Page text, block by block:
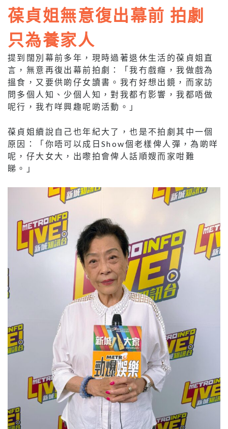
葆貞姐無意復出幕前 拍劇
只為養家人
提到闊別幕前多年，現時過著退休生活的葆貞姐直
言，無意再復出幕前拍劇：「我冇戲癮，我做戲為
搵食，又要供啲仔女讀書。我冇好想出鏡，而家訪
問多個人知、少個人知，對我都冇影響，我都唔做
呢行，我冇咩興趣呢啲活動。」
葆貞姐續說自己也年紀大了，也是不拍劇其中一個
原因：「你唔可以成日 Show個老樣俾人彈，為啲咩
呢，仔大女大，出嚟拍會俾人話順嫂而家咁難
睇。」